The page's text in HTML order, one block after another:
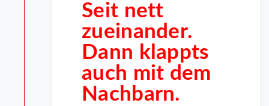
Seit nett
zueinander.
Dann klappts
auch mit dem
Nachbarn.